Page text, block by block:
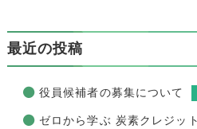
最近の投稿
役員候補者の募集について
ゼロから学ぶ 炭素クレジッ